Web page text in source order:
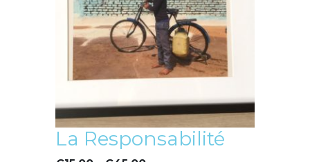
être
choisies
sur
la
page
produit
La Responsabilité